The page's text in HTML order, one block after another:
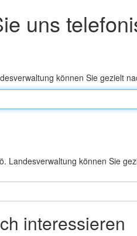
uns
können Sie gezielt
Landesverwaltung können Sie
interessieren